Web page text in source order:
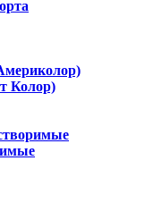
Колор)